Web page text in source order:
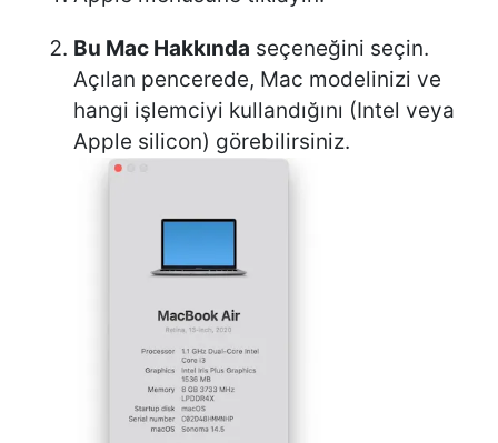
Bu Mac Hakkında seçeneğini seçin.
Açılan pencerede, Mac modelinizi ve
hangi işlemciyi kullandığını (Intel veya
Apple silicon) görebilirsiniz.